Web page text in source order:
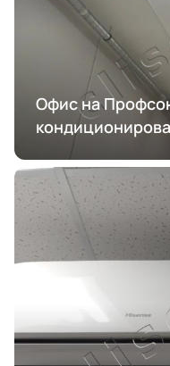
Офис на